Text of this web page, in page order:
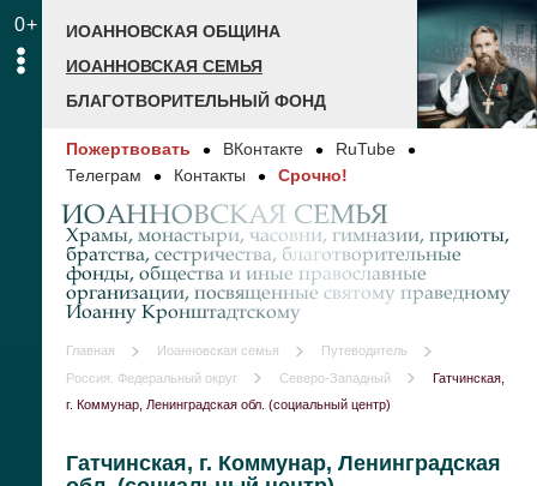
0+
ИОАННОВСКАЯ ОБЩИНА
ИОАННОВСКАЯ СЕМЬЯ
БЛАГОТВОРИТЕЛЬНЫЙ ФОНД
Пожертвовать ВКонтакте
RuTube
Телеграм
Контакты Срочно!
ИОАННОВСКАЯ СЕМЬЯ
Храмы, монастыри, часовни, гимназии, приюты,
братства, сестричества, благотворительные
фонды, общества и иные православные
организации, посвященные святому праведному
Иоанну Кронштадтскому
Главная Иоанновская семья
Путеводитель
Россия. Федеральный округ
Северо-Западный
Гатчинская,
г. Коммунар, Ленинградская обл. (социальный центр)
Гатчинская, г. Коммунар, Ленинградская